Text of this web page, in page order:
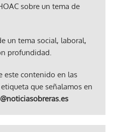
sobre un tema de
un tema social, laboral,
profundidad.
este contenido en las
que señalamos en